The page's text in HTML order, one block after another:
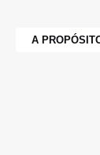
A